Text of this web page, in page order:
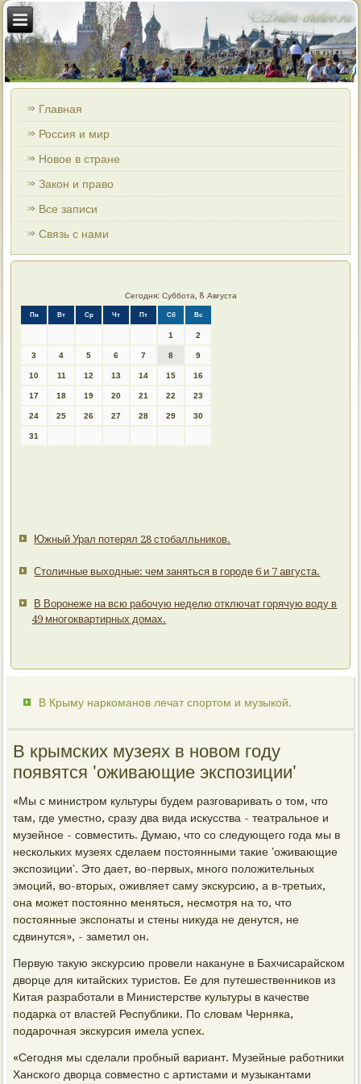
Главная
Россия и мир
Новое в стране
Закон и право
Все записи
Связь с нами
Сегодня: Суббота, 8 Августа
Пн Вт Ср Чт Пт Сб Вс
1 2
3 4 5 6 7 8 9
10 11 12 13 14 15 16
17 18 19 20 21 22 23
24 25 26 27 28 29 30
31
Южный Урал потерял 28 стобалльников.
Столичные выходные: чем заняться в городе 6 и 7 августа.
В Воронеже на всю рабочую неделю отключат горячую воду в
49 многоквартирных домах.
В Крыму наркоманов лечат спортом и музыкой.
В крымских музеях в новом году
появятся 'оживающие экспозиции'
«Мы с министром культуры будем разговаривать о том, что
там, где уместно, сразу два вида искусства - театральное и
музейное - совместить. Думаю, что со следующего года мы в
нескольких музеях сделаем постоянными такие 'оживающие
экспозиции'. Это дает, во-первых, много положительных
эмоций, во-вторых, оживляет саму экскурсию, а в-третьих,
она может постоянно меняться, несмотря на то, что
постоянные экспонаты и стены никуда не денутся, не
сдвинутся», - заметил он.
Первую такую экскурсию провели накануне в Бахчисарайском
дворце для китайских туристов. Ее для путешественников из
Китая разработали в Министерстве культуры в качестве
подарка от властей Республики. По словам Черняка,
подарочная экскурсия имела успех.
«Сегодня мы сделали пробный вариант. Музейные работники
Ханского дворца совместно с артистами и музыкантами